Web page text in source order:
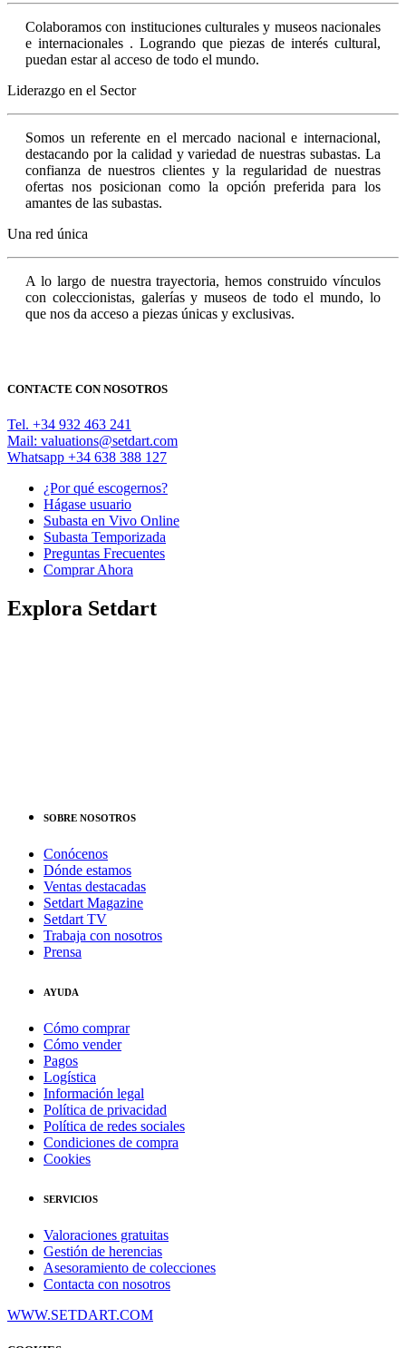
Colaboramos con instituciones culturales y museos nacionales
e internacionales . Logrando que piezas de interés cultural,
puedan estar al acceso de todo el mundo.
Liderazgo en el Sector
Somos un referente en el mercado nacional e internacional,
destacando por la calidad y variedad de nuestras subastas. La
confianza de nuestros clientes y la regularidad de nuestras
ofertas nos posicionan como la opción preferida para los
amantes de las subastas.
Una red única
A lo largo de nuestra trayectoria, hemos construido vínculos
con coleccionistas, galerías y museos de todo el mundo, lo
que nos da acceso a piezas únicas y exclusivas.
CONTACTE CON NOSOTROS
Tel. +34 932 463 241
Mail: valuations@setdart.com
Whatsapp +34 638 388 127
¿Por qué escogernos?
Hágase usuario
Subasta en Vivo Online
Subasta Temporizada
Preguntas Frecuentes
Comprar Ahora
Explora Setdart
SOBRE NOSOTROS
Conócenos
Dónde estamos
Ventas destacadas
Setdart Magazine
Setdart TV
Trabaja con nosotros
Prensa
AYUDA
Cómo comprar
Cómo vender
Pagos
Logística
Información legal
Política de privacidad
Política de redes sociales
Condiciones de compra
Cookies
SERVICIOS
Valoraciones gratuitas
Gestión de herencias
Asesoramiento de colecciones
Contacta con nosotros
WWW.SETDART.COM